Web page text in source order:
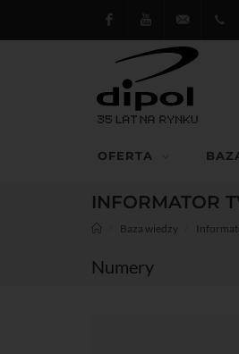
FacebookYoutube
OFERTA
INFORMATOR
Baza wiedzy
Numery